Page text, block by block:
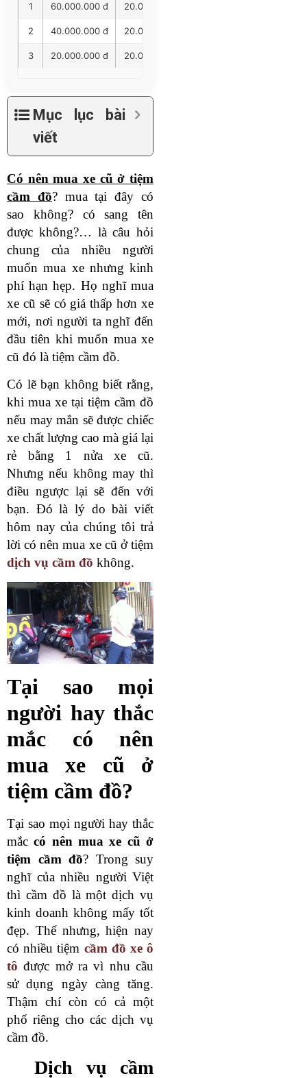
1 60.000.000 đ 20.000.000 đ
2 40.000.000 đ 20.000.000 đ
3 20.000.000 đ 20.000.000 đ
Mục lục bài
viết
Có nên mua xe cũ ở tiệm
cầm đồ? mua tại đây có
sao không? có sang tên
được không?… là câu hỏi
chung của nhiều người
muốn mua xe nhưng kinh
phí hạn hẹp. Họ nghĩ mua
xe cũ sẽ có giá thấp hơn xe
mới, nơi người ta nghĩ đến
đầu tiên khi muốn mua xe
cũ đó là tiệm cầm đồ.
Có lẽ bạn không biết rằng,
khi mua xe tại tiệm cầm đồ
nếu may mắn sẽ được chiếc
xe chất lượng cao mà giá lại
rẻ bằng 1 nửa xe cũ.
Nhưng nếu không may thì
điều ngược lại sẽ đến với
bạn. Đó là lý do bài viết
hôm nay của chúng tôi trả
lời có nên mua xe cũ ở tiệm
dịch vụ cầm đồ không.
Tại sao mọi
người hay thắc
mắc có nên
mua xe cũ ở
tiệm cầm đồ?
Tại sao mọi người hay thắc
mắccó nên mua xe cũ ở
tiệm cầm đồ? Trong suy
nghĩ của nhiều người Việt
thì cầm đồ là một dịch vụ
kinh doanh không mấy tốt
đẹp. Thế nhưng, hiện nay
có nhiều tiệm cầm đồ xe ô
tô được mở ra vì nhu cầu
sử dụng ngày càng tăng.
Thậm chí còn có cả một
phố riêng cho các dịch vụ
cầm đồ.
Dịch vụ cầm